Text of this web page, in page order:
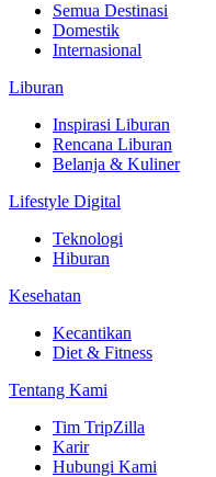
Semua Destinasi
Domestik
Internasional
Liburan
Inspirasi Liburan
Rencana Liburan
Belanja & Kuliner
Lifestyle Digital
Teknologi
Hiburan
Kesehatan
Kecantikan
Diet & Fitness
Tentang Kami
Tim TripZilla
Karir
Hubungi Kami